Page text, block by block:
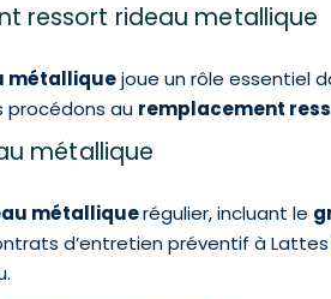
ressort rideau metallique
métalliquejoue un rôle essentiel
procédons au remplacement
métallique
métalliquerégulier, incluant le
d’entretien préventif à